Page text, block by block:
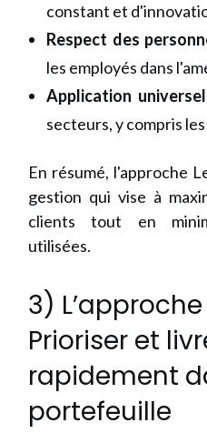
constant et
Respect des
les employés dans
Application
secteurs, y compris
En résumé, l'approche
gestion qui vise à
clients tout en
utilisées.
3)
Prioriser et
rapidement
portefeuille